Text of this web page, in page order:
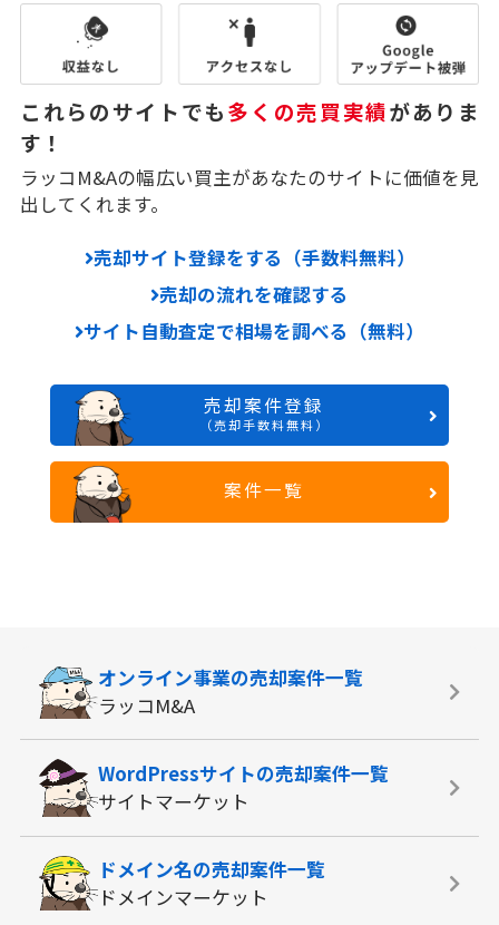
これらのサイトでも多くの売買実績がありま
す！
ラッコM&Aの幅広い買主があなたのサイトに価値を見
出してくれます。
売却サイト登録をする（手数料無料）
売却の流れを確認する
サイト自動査定で相場を調べる（無料）
売却案件登録
（売却手数料無料）
案件一覧
オンライン事業の売却案件一覧
ラッコM&A
WordPressサイトの売却案件一覧
サイトマーケット
ドメイン名の売却案件一覧
ドメインマーケット